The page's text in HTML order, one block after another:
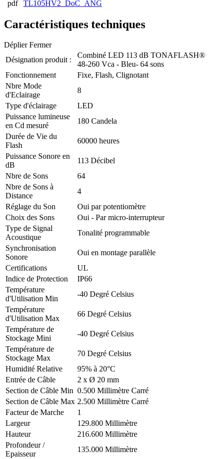
TL105HV2_DoC_ANG
Caractéristiques techniques
Déplier Fermer
Désignation produit :
Combiné LED 113 dB TONAFLASH®
48-260 Vca - Bleu- 64 sons
Fonctionnement
Fixe, Flash, Clignotant
Nbre Mode
d'Eclairage
8
Type d'éclairage
LED
Puissance lumineuse
en Cd mesuré
180 Candela
Durée de Vie du
Flash
60000 heures
Puissance Sonore en
dB
113 Décibel
Nbre de Sons
64
Nbre de Sons à
Distance
4
Réglage du Son
Oui par potentiomètre
Choix des Sons
Oui - Par micro-interrupteur
Type de Signal
Acoustique
Tonalité programmable
Synchronisation
Sonore
Oui en montage parallèle
Certifications
UL
Indice de Protection
IP66
Température
d'Utilisation Min
-40 Degré Celsius
Température
d'Utilisation Max
66 Degré Celsius
Température de
Stockage Mini
-40 Degré Celsius
Température de
Stockage Max
70 Degré Celsius
Humidité Relative
95% à 20°C
Entrée de Câble
2 x Ø 20 mm
Section de Câble Min 0.500 Millimètre Carré
Section de Câble Max 2.500 Millimètre Carré
Facteur de Marche
1
Largeur
129.800 Millimètre
Hauteur
216.600 Millimètre
Profondeur /
Epaisseur
135.000 Millimètre